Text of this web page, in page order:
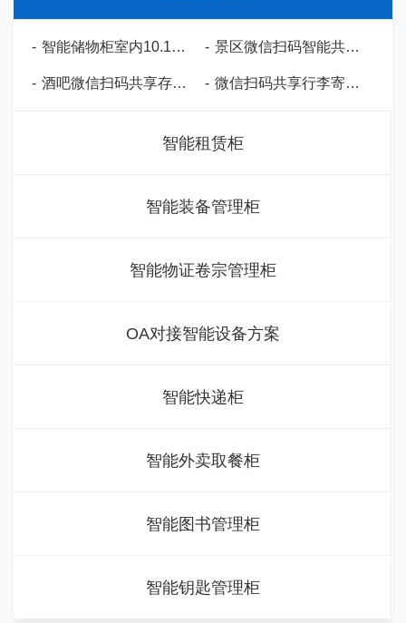
- 智能储物柜室内10.1寸扫码系统-CW1 - 景区微信扫码智能共享寄存柜储物柜-CW02
- 酒吧微信扫码共享存包柜-CW03 - 微信扫码共享行李寄存柜-CW05
智能租赁柜
智能装备管理柜
智能物证卷宗管理柜
OA对接智能设备方案
智能快递柜
智能外卖取餐柜
智能图书管理柜
智能钥匙管理柜